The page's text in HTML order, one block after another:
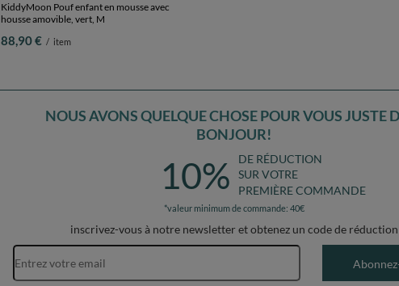
KiddyMoon Pouf enfant en mousse avec
housse amovible, vert, M
88,90 € / item
NOUS AVONS QUELQUE CHOSE POUR VOUS JUSTE
BONJOUR!
10%
DE RÉDUCTION
SUR VOTRE
PREMIÈRE COMMANDE
*valeur minimum de commande: 40€
inscrivez-vous à notre newsletter et obtenez un code de réduction
Adresse e-mail